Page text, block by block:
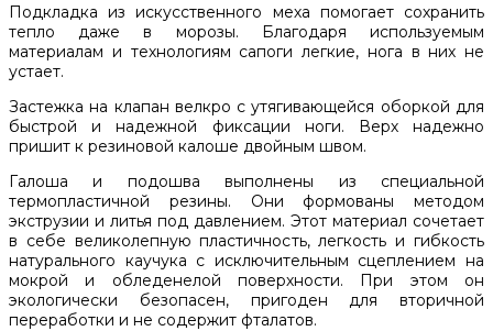
Подкладка из искусственного меха помогает сохранить
тепло даже в морозы. Благодаря используемым
материалам и технологиям сапоги легкие, нога в них не
устает.
Застежка на клапан велкро с утягивающейся оборкой для
быстрой и надежной фиксации ноги. Верх надежно
пришит к резиновой калоше двойным швом.
Галоша и подошва выполнены из специальной
термопластичной резины. Они формованы методом
экструзии и литья под давлением. Этот материал сочетает
в себе великолепную пластичность, легкость и гибкость
натурального каучука с исключительным сцеплением на
мокрой и обледенелой поверхности. При этом он
экологически безопасен, пригоден для вторичной
переработки и не содержит фталатов.